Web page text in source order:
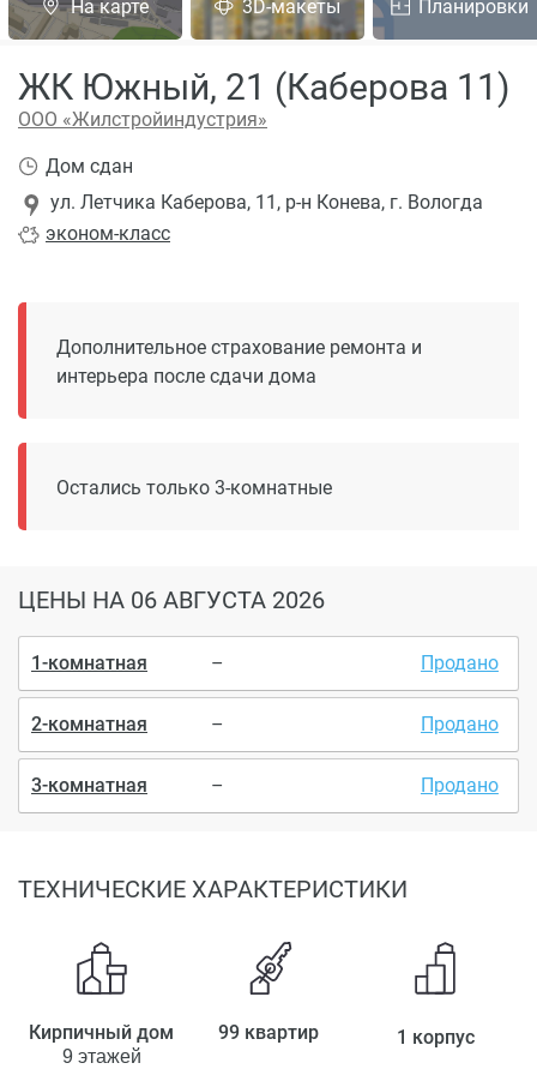
На карте 3D-макеты Планировки
ЖК Южный, 21 (Каберова 11)
ООО «Жилстройиндустрия»
эконом-класс
ул. Летчика Каберова, 11, р-н Конева, г. Вологда
Дом сдан
Дополнительное страхование ремонта и
интерьера после сдачи дома
Остались только 3-комнатные
ЦЕНЫ НА 06 АВГУСТА 2026
1-комнатная – Продано
2-комнатная – Продано
3-комнатная – Продано
ТЕХНИЧЕСКИЕ ХАРАКТЕРИСТИКИ
Кирпичный дом
9 этажей
99 квартир 1 корпус